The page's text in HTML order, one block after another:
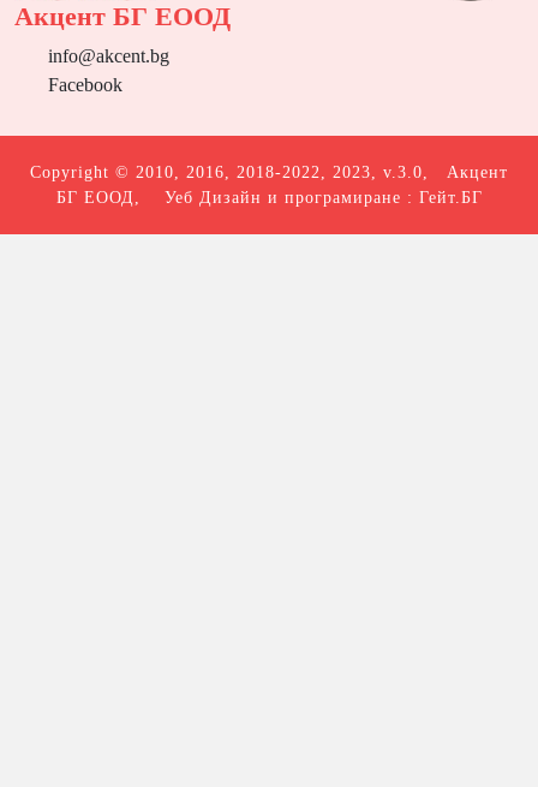
Акцент БГ ЕООД
info@akcent.bg
Facebook
Copyright © 2010, 2016, 2018-2022, 2023, v.3.0, Акцент
БГ ЕООД , Уеб Дизайн и програмиране : Гейт.БГ